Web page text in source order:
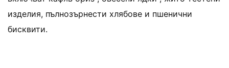
изделия, пълнозърнести хлябове и пшенични
бисквити.